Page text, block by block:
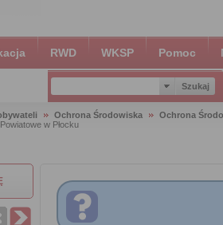
RWD WKSP Pomoc
Ochrona Środowiska
Ochrona
w Płocku